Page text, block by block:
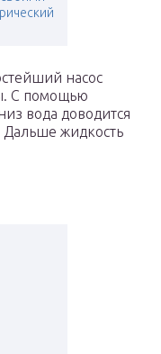
насос
С помощью
вода доводится
Дальше жидкость